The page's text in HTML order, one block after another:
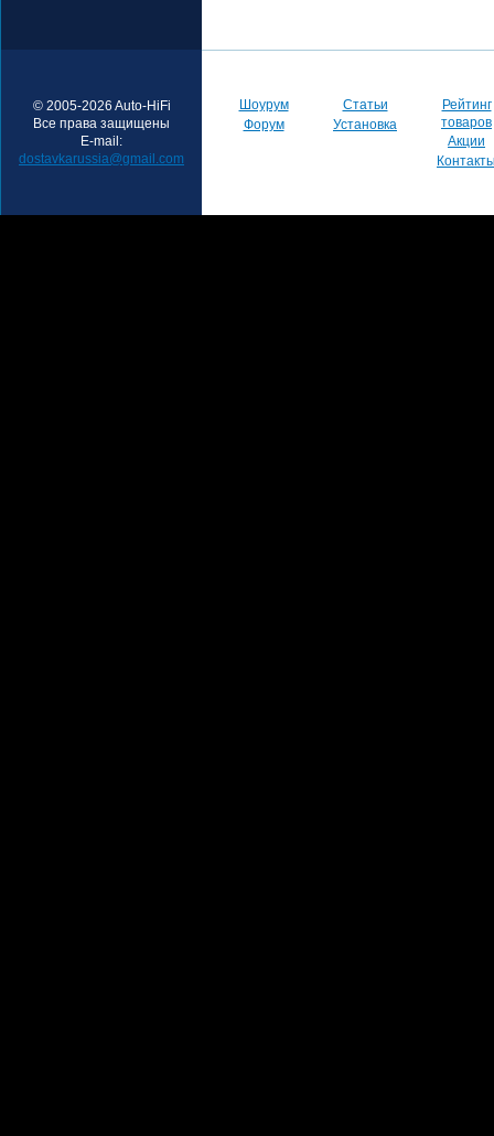
© 2005-2026 Auto-HiFi
Все права защищены
E-mail:
dostavkarussia@gmail.com
Шоурум
Форум
Статьи
Установка
Рейтинг
товаров
Акции